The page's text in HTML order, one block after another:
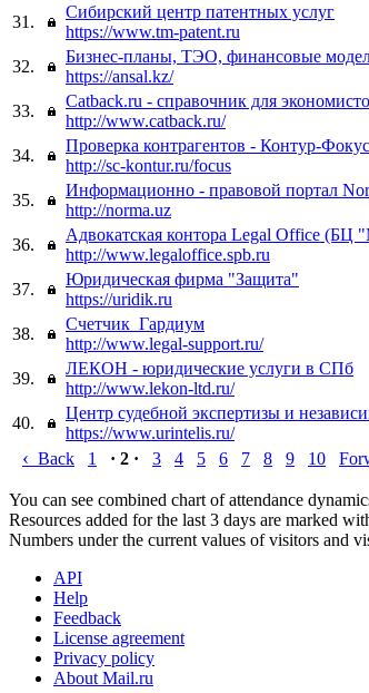
31.
Сибирский центр патентных услуг
https://www.tm-patent.ru
32.
Бизнес-планы, ТЭО, финансовые
https://ansal.kz/
33.
Catback.ru - справочник для
http://www.catback.ru/
34.
Проверка контрагентов - Контур-Фокус
http://sc-kontur.ru/focus
35.
Информационно - правовой портал
http://norma.uz
36.
Адвокатская контора Legal Office (БЦ
http://www.legaloffice.spb.ru
37.
Юридическая фирма "Защита"
https://uridik.ru
38.
Счетчик_Гардиум
http://www.legal-support.ru/
39.
ЛЕКОН - юридические услуги в СПб
http://www.lekon-ltd.ru/
40.
Центр судебной экспертизы и
https://www.urintelis.ru/
‹ Back 1 · 2 · 3 4 5 6 7 8 9 10
You can see combined chart of attendance
Resources added for the last 3 days are marked
Numbers under the current values of visitors and
API
Help
Feedback
License agreement
Privacy policy
About Mail.ru